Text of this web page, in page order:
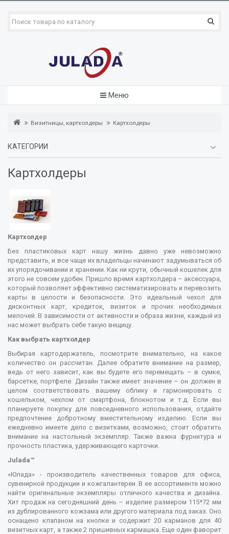
Меню
Визитницы, картхолдеры Картхолдеры
КАТЕГОРИИ
Картхолдеры
Картхолдер
Без пластиковых карт нашу жизнь давно уже невозможно
представить, и все чаще их владельцы начинают задумываться об
их упорядочивании и хранении. Как ни крути, обычный кошелек для
этого не совсем удобен. Пришло время картхолдера – аксессуара,
который позволяет эффективно систематизировать и перевозить
карты в целости и безопасности. Это идеальный чехол для
дисконтных карт, кредиток, визиток и прочих необходимых
мелочей. В зависимости от активности и образа жизни, каждый из
нас может выбрать себе такую вещицу.
Как выбрать картхолдер
Выбирая картодержатель, посмотрите внимательно, на какое
количество он рассчитан. Далее обратите внимание на размер,
ведь от него зависит, как вы будете его перемещать – в сумке,
барсетке, портфеле. Дизайн также имеет значение – он должен в
целом соответствовать вашему облику и гармонировать с
кошельком, чехлом от смартфона, блокнотом и т.д. Если вы
планируете покупку для повседневного использования, отдайте
предпочтение добротному вместительному изделию. Если вы
ежедневно имеете дело с визитками, возможно, стоит обратить
внимание на настольный экземпляр. Также важна фурнитура и
прочность пластика, удерживающего карточки.
Julada™
«Юлада» - производитель качественных товаров для офиса,
сувенирной продукции и кожгалантереи. В ее ассортименте можно
найти оригинальные экземпляры отличного качества и дизайна.
Хит продаж на сегодняшний день – изделие размером 115*72 мм
из дублированного кожзама или другого материала под заказ. Оно
оснащено клапаном на кнопке и содержит 20 карманов для 40
визитных карт, а также 2 пришивных кармашка. Еще один фаворит